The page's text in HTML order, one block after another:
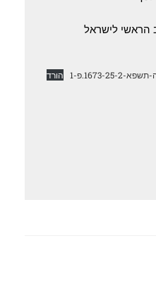
הראשי לישראל
25-2.פ-1 הורד